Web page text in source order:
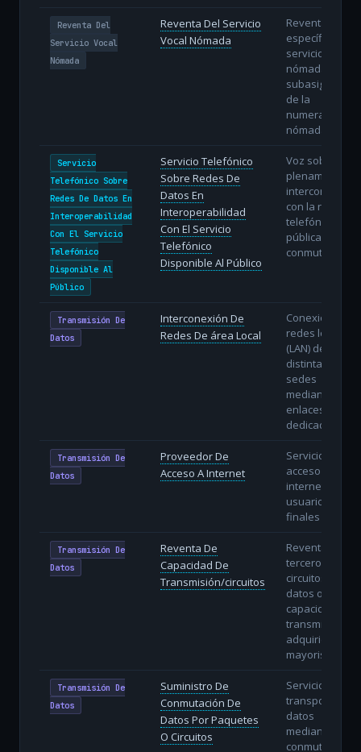
Reventa Del
Servicio Vocal
Nómada
Reventa Del Servicio
Vocal Nómada
Reventa
específica del
servicio vocal
nómada con
subasignación
de la
numeración
nómada.
Servicio
Telefónico Sobre
Redes De Datos En
Interoperabilidad
Con El Servicio
Telefónico
Disponible Al
Público
Servicio Telefónico
Sobre Redes De
Datos En
Interoperabilidad
Con El Servicio
Telefónico
Disponible Al Público
Voz sobre IP
plenamente
interconectada
con la red
telefónica
pública
conmutada.
Transmisión De
Datos
Interconexión De
Redes De área Local
Conexión de
redes locales
(LAN) de
distintas
sedes
mediante
enlaces
dedicados.
Transmisión De
Datos
Proveedor De
Acceso A Internet
Servicio de
acceso a
internet a
usuarios
finales (ISP).
Transmisión De
Datos
Reventa De
Capacidad De
Transmisión/circuitos
Reventa a
terceros de
circuitos de
datos o
capacidad de
transmisión
adquiridos en
mayorista.
Transmisión De
Datos
Suministro De
Conmutación De
Datos Por Paquetes
O Circuitos
Servicios de
transporte de
datos
mediante
conmutación